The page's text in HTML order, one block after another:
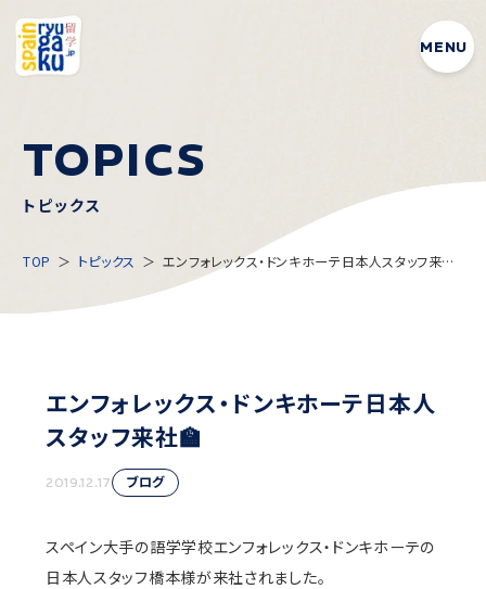
MENU
TOPICS
トピックス
TOP トピックス
エンフォレックス・ドンキホーテ日本人スタッフ来社
エンフォレックス・ドンキホーテ日本人
スタッフ来社🏫
2019.12.17 ブログ
スペイン大手の語学学校エンフォレックス・ドンキホーテの
日本人スタッフ橋本様が来社されました。